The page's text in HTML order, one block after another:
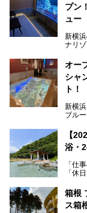
プン
ュー
新横
ナリ
す。
ペー
常の
は必
オー
シャ
ト！
新横
ブル
的な
今回
を見
サウ
リの
内の
【
浴・
「仕
「休
たい
そん
箱根
ス箱